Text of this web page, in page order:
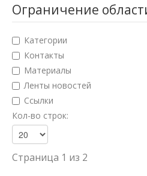
Искусствоведение
Архитектура
Психологические науки
Социологические науки
Политические науки
Культурология
Ограничение
Категории
Контакты
Материалы
Ленты новостей
Ссылки
Кол-во строк:
Страница 1 из 2